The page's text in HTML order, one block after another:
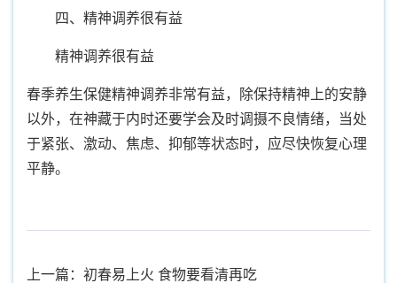
四、精神调养很有益
精神调养很有益
春季养生保健精神调养非常有益，除保持精神上的安静
以外，在神藏于内时还要学会及时调摄不良情绪，当处
于紧张、激动、焦虑、抑郁等状态时，应尽快恢复心理
平静。
上一篇：初春易上火 食物要看清再吃